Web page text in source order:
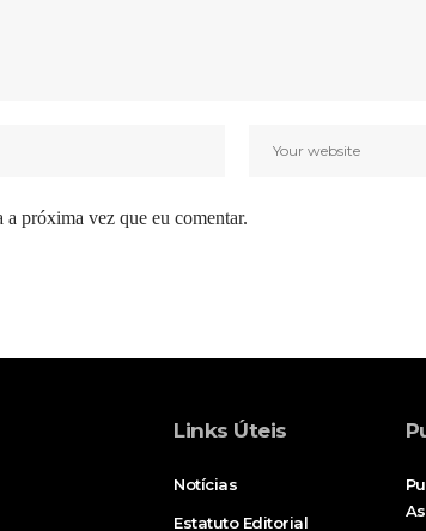
próxima vez que eu comentar.
Links Úteis
Notícias
Estatuto Editorial